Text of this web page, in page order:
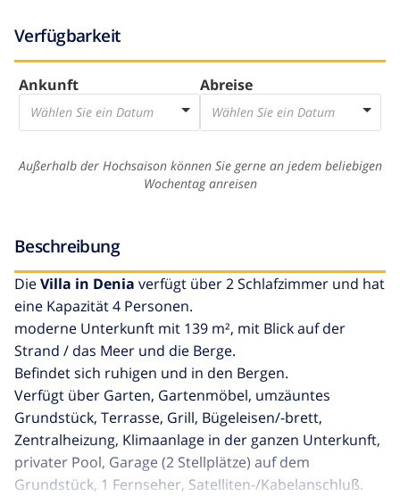
Verfügbarkeit
Ankunft
Wählen Sie ein Datum
Abreise
Wählen Sie ein Datum
Außerhalb der Hochsaison können Sie gerne an jedem beliebigen
Wochentag anreisen
Beschreibung
DieVilla in Denia verfügt über 2 Schlafzimmer und hat
eine Kapazität 4 Personen.
moderne Unterkunft mit 139 m², mit Blick auf der
Strand / das Meer und die Berge.
Befindet sich ruhigen und in den Bergen.
Verfügt über Garten, Gartenmöbel, umzäuntes
Grundstück, Terrasse, Grill, Bügeleisen/-brett,
Zentralheizung, Klimaanlage in der ganzen Unterkunft,
privater Pool, Garage (2 Stellplätze) auf dem
Grundstück, 1 Fernseher, Satelliten-/Kabelanschluß.